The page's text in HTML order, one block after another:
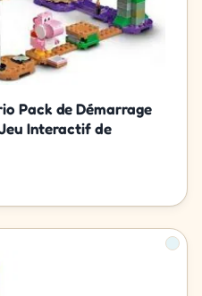
Pack de Démarrage
Interactif de